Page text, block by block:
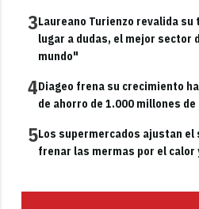
3Laureano Turienzo revalida
lugar a dudas, el mejor sector
mundo"
4Diageo frena su crecimiento
de ahorro de 1.000 millones
5Los supermercados ajustan
frenar las mermas por el calor